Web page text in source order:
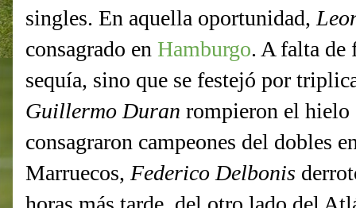
singles. En aquella oportunidad,
consagrado en Hamburgo. A falta de
sequía, sino que se festejó por
Guillermo Duran rompieron el hielo
consagraron campeones del dobles
Marruecos, Federico Delbonis